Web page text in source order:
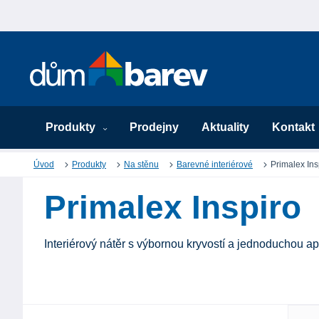
Produkty Prodejny Aktuality Kontakt
Úvod Produkty Na stěnu Barevné interiérové Primalex
Primalex Inspiro
Interiérový nátěr s výbornou kryvostí a jednoduchou